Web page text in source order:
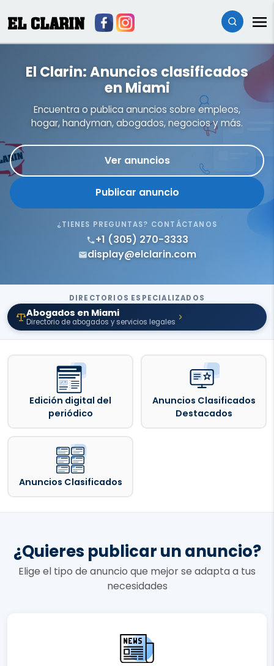
EL CLARIN
El Clarin: Anuncios clasificados
en Miami
Encuentra o publica anuncios sobre empleos,
hogar, handyman, abogados, negocios y más.
Ver anuncios
Publicar anuncio
¿TIENES PREGUNTAS? CONTÁCTANOS
+1 (305) 270-3333
display@elclarin.com
DIRECTORIOS ESPECIALIZADOS
Abogados en Miami
Directorio de abogados y servicios legales
Edición digital del
periódico
Anuncios Clasificados
Destacados
Anuncios Clasificados
¿Quieres publicar un anuncio?
Elige el tipo de anuncio que mejor se adapta a tus
necesidades